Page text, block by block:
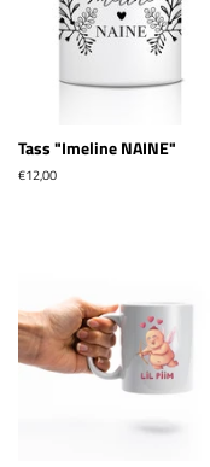
Tass "Imeline NAINE"
Tavahind
€12,00